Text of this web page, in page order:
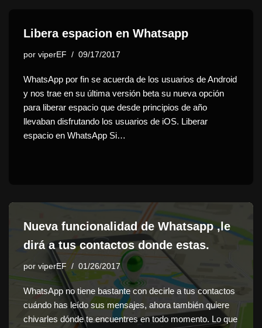
Libera espacion en Whatsapp
por viperEF 09/17/2017
WhatsApp por fin se acuerda de los usuarios de Android
y nos trae en su última versión beta su nueva opción
para liberar espacio que desde principios de año
llevaban disfrutando los usuarios de iOS. Liberar
espacio en WhatsApp Si…
Nueva funcionalidad de Whatsapp ,le
dirá a tus contactos donde estas.
por viperEF 01/26/2017
WhatsApp no tiene bastante con decirle a tus contactos
cuándo has leído sus mensajes, ahora también quiere
chivarles dónde te encuentres en todo momento. Lo que